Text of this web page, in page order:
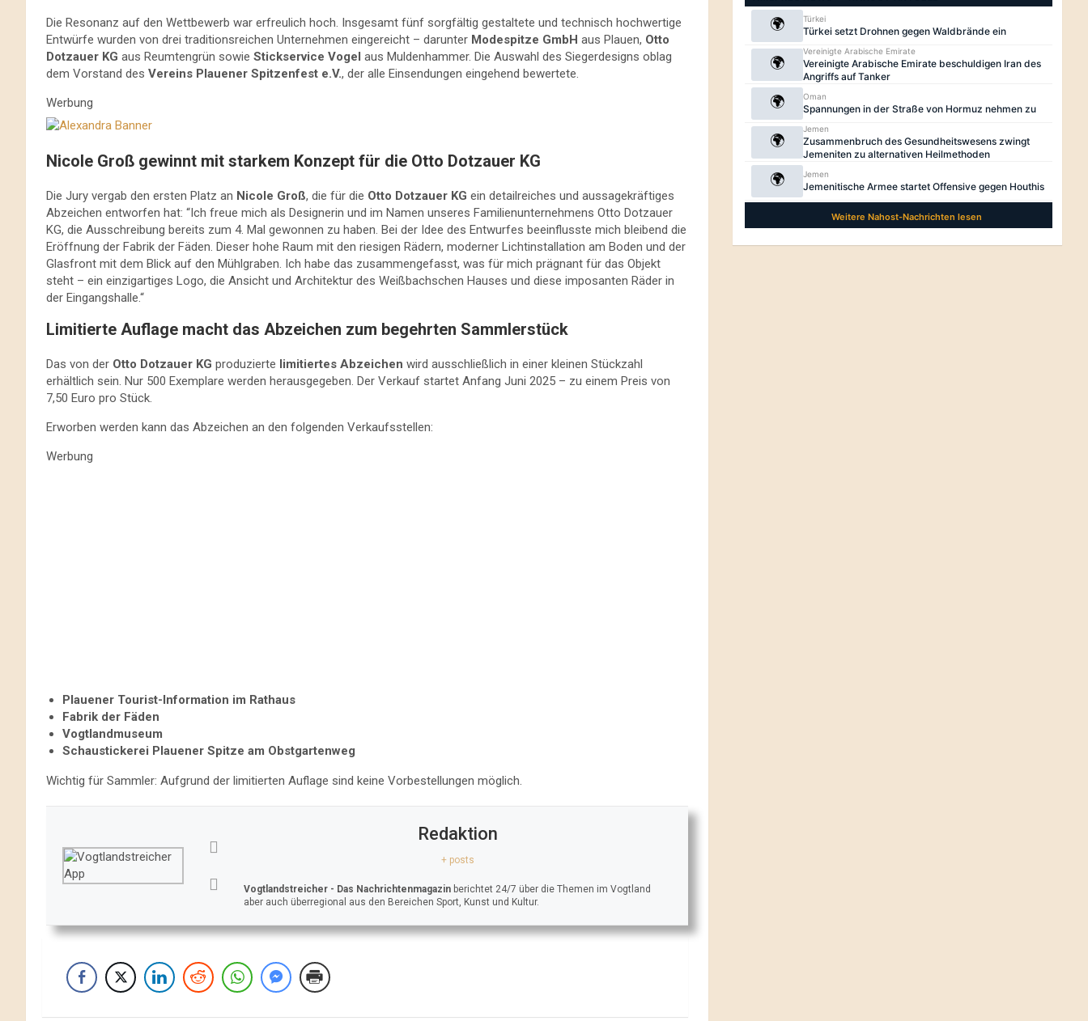
Die Resonanz auf den Wettbewerb war erfreulich hoch. Insgesamt fünf sorgfältig gestaltete und technisch hochwertige
Entwürfe wurden von drei traditionsreichen Unternehmen eingereicht – darunter Modespitze GmbH aus Plauen, Otto
Dotzauer KG aus Reumtengrün sowie Stickservice Vogel aus Muldenhammer. Die Auswahl des Siegerdesigns oblag
dem Vorstand des Vereins Plauener Spitzenfest e.V., der alle Einsendungen eingehend bewertete.
Werbung
Nicole Groß gewinnt mit starkem Konzept für die Otto Dotzauer KG
Die Jury vergab den ersten Platz an Nicole Groß, die für die Otto Dotzauer KG ein detailreiches und aussagekräftiges
Abzeichen entworfen hat: “Ich freue mich als Designerin und im Namen unseres Familienunternehmens Otto Dotzauer
KG, die Ausschreibung bereits zum 4. Mal gewonnen zu haben. Bei der Idee des Entwurfes beeinflusste mich bleibend die
Eröffnung der Fabrik der Fäden. Dieser hohe Raum mit den riesigen Rädern, moderner Lichtinstallation am Boden und der
Glasfront mit dem Blick auf den Mühlgraben. Ich habe das zusammengefasst, was für mich prägnant für das Objekt
steht – ein einzigartiges Logo, die Ansicht und Architektur des Weißbachschen Hauses und diese imposanten Räder in
der Eingangshalle.“
Limitierte Auflage macht das Abzeichen zum begehrten Sammlerstück
Das von der Otto Dotzauer KG produzierte limitiertes Abzeichen wird ausschließlich in einer kleinen Stückzahl
erhältlich sein. Nur 500 Exemplare werden herausgegeben. Der Verkauf startet Anfang Juni 2025 – zu einem Preis von
7,50 Euro pro Stück.
Erworben werden kann das Abzeichen an den folgenden Verkaufsstellen:
Werbung
Plauener Tourist-Information im Rathaus
Fabrik der Fäden
Vogtlandmuseum
Schaustickerei Plauener Spitze am Obstgartenweg
Wichtig für Sammler: Aufgrund der limitierten Auflage sind keine Vorbestellungen möglich.
Redaktion
+ posts
Vogtlandstreicher - Das Nachrichtenmagazin berichtet 24/7 über die Themen im Vogtland
aber auch überregional aus den Bereichen Sport, Kunst und Kultur.